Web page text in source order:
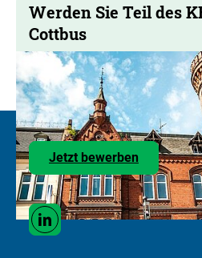
Werden Sie Teil des
Cottbus
Jetzt bewerben
den
Social
MediaLinkedin